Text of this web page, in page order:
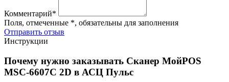
Комментарий*
Поля, отмеченные *, обязательны для заполнения
Отправить отзыв
Инструкции
Почему нужно заказывать Сканер МойPOS
MSC-6607C 2D в АСЦ Пульс